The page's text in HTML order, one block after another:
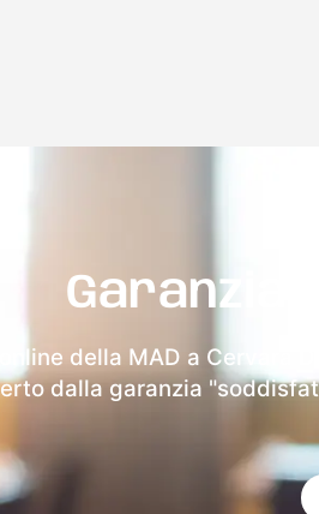
Garanzia
online della MAD a Cervara
dalla garanzia